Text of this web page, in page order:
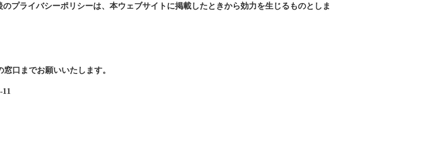
プライバシーポリシーは、本ウェブサイトに掲載したときから効力を生じるものとしま
口までお願いいたします。